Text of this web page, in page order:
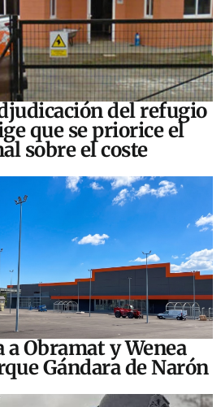
del refugio
que se priorice el
sobre el coste
Obramat y Wenea
Gándara de Narón